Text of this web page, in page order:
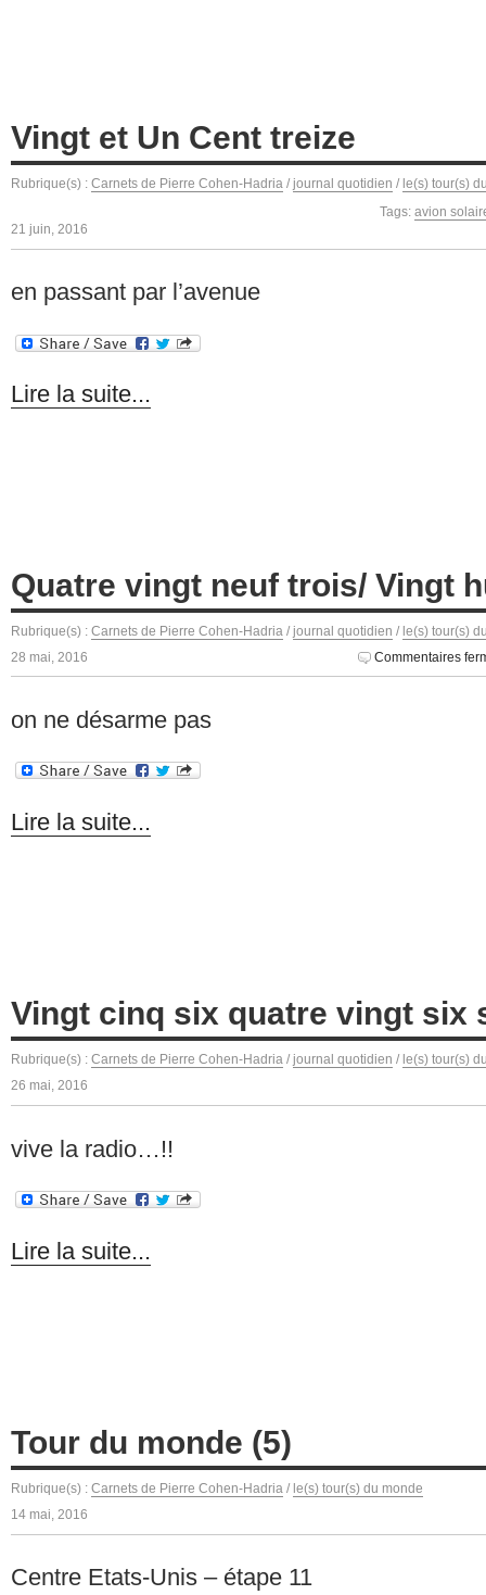
Vingt et Un Cent treize
Rubrique(s) : Carnets de Pierre Cohen-Hadria / journal quotidien / le(s) tour(s)
Tags: avion
21 juin, 2016
en passant par l’avenue
Lire la suite...
Quatre vingt neuf trois/ Vingt
Rubrique(s) : Carnets de Pierre Cohen-Hadria / journal quotidien / le(s) tour(s)
28 mai, 2016
Commentaires
on ne désarme pas
Lire la suite...
Vingt cinq six quatre vingt six
Rubrique(s) : Carnets de Pierre Cohen-Hadria / journal quotidien / le(s) tour(s)
26 mai, 2016
vive la radio…!!
Lire la suite...
Tour du monde (5)
Rubrique(s) : Carnets de Pierre Cohen-Hadria / le(s) tour(s) du monde
14 mai, 2016
Centre Etats-Unis – étape 11